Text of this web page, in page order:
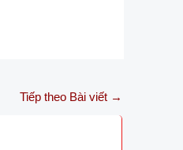
Tiếp theo Bài viết →